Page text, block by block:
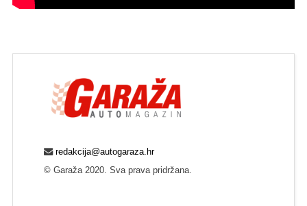
redakcija@autogaraza.hr
© Garaža 2020. Sva prava pridržana.